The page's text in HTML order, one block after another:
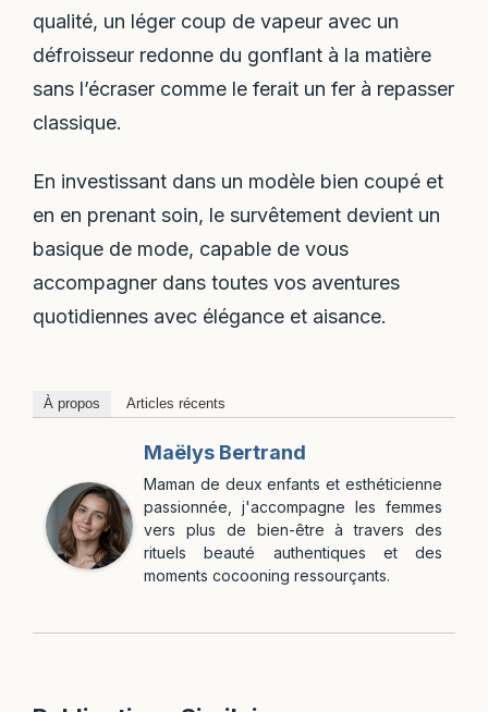
qualité, un léger coup de vapeur avec un
défroisseur redonne du gonflant à la matière
sans l’écraser comme le ferait un fer à repasser
classique.
En investissant dans un modèle bien coupé et
en en prenant soin, le survêtement devient un
basique de mode, capable de vous
accompagner dans toutes vos aventures
quotidiennes avec élégance et aisance.
À propos Articles récents
Maëlys Bertrand
Maman de deux enfants et esthéticienne
passionnée, j'accompagne les femmes
vers plus de bien-être à travers des
rituels beauté authentiques et des
moments cocooning ressourçants.